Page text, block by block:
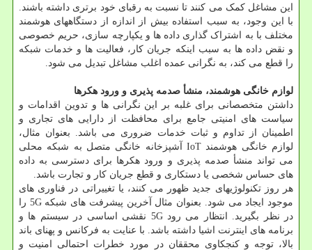
این مشاغل کمک می کنند تا نسبت به رقبای خود برتری داشته باشند.
با این وجود، به سبب استفاده بیش از اندازه از دستگاههای هوشمند
مختلف با به اشتراک گذاری داده ها و یکپارچه سازی، حریم خصوصی
و نقض داده ها به سبب اینکه جریان کار، فعالیت ها و خدمات شبکه
را قطع می کند، به نگرانی عمده اغلب مشاغل تبدیل می شود.
لوازم خانگی هوشمند، منشأ صدمه پذیری و ورود هکرها
داشتن متخصصانی برای غلبه بر این نگرانی ها و تدوین اقدامات و
سیاست های امنیتی جامع برای محافظت از دارایی های تجاری و
اطمینان از تداوم و ثبات خدمات ضروری می باشد. بعنوان مثال،
لوازم خانگی هوشمند IoT آشپزخانه خانگی متصل به شبکه محلی
می تواند منشأ صدمه پذیری و ورود هکرها برای دسترسی به داده
های حساس شخصی یا دستکاری و قطع جریان کار و تجارت باشد.
هر روز تکنولوژیهای جدید ظهور می کنند، یا تغییراتی در فناوری های
موجود ایجاد می شود. بعنوان مثال آخرین پیشرفت های شبکه 5G را
در نظر بگیرید. انتظار می رود 5G نقشی اساسی در سیستم ها و
برنامه های اینترنت اشیا داشته باشد. با عنایت به فرکانس و پهنای باند
بالا، توجه و کنجکاوی محققان در مورد خطرات احتمالی امنیت و